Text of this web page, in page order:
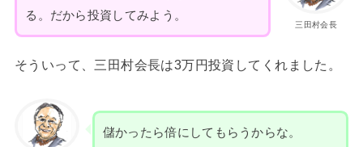
三田村会長
る。だから投資してみよう。
そういって、三田村会長は3万円投資してくれました。
儲かったら倍にしてもらうからな。